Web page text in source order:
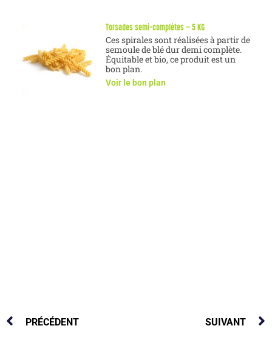
Torsades semi-complètes – 5 KG
Ces spirales sont réalisées à partir de
semoule de blé dur demi complète.
Équitable et bio, ce produit est un
bon plan.
Voir le bon plan
PRÉCÉDENT SUIVANT